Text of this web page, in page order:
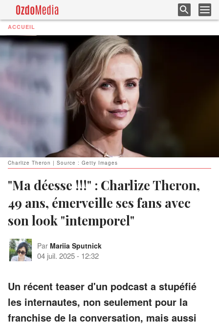
ACCUEIL
Charlize Theron | Source : Getty Images
"Ma déesse !!!" : Charlize Theron,
49 ans, émerveille ses fans avec
son look "intemporel"
Par Mariia Sputnick
04 juil. 2025- 12:32
Un récent teaser d'un podcast a stupéfié
les internautes, non seulement pour la
franchise de la conversation, mais aussi